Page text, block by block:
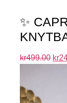
✨
kr499.00 kr